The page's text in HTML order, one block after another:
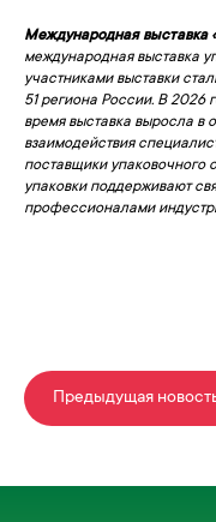
Международная выставка
международная выставка
участниками выставки
51 региона России. В 2026
время выставка выросла в
взаимодействия
поставщики упаковочного
упаковки поддерживают
профессионалами
Предыдущая